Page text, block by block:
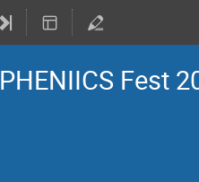
PHENIICS Fest